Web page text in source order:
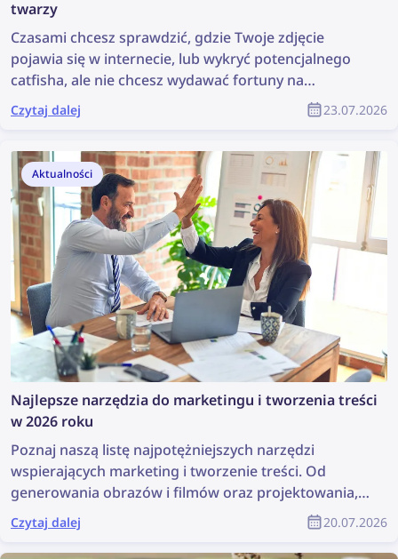
twarzy
Czasami chcesz sprawdzić, gdzie Twoje zdjęcie
pojawia się w internecie, lub wykryć potencjalnego
catfisha, ale nie chcesz wydawać fortuny na
narzędzie do wyszukiwania twarzy. Poznaj kilka
tańszych alternatyw, które nadal są skuteczne.
Czytaj dalej 23.07.2026
Aktualności
Najlepsze narzędzia do marketingu i tworzenia treści
w 2026 roku
Poznaj naszą listę najpotężniejszych narzędzi
wspierających marketing i tworzenie treści. Od
generowania obrazów i filmów oraz projektowania,
po wyszukiwanie treści i zarządzanie prawami
autorskimi – narzędzia te mogą znacznie ułatwić
Czytaj dalej 20.07.2026